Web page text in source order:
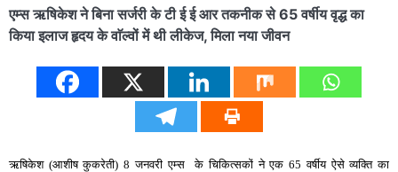
एम्स ऋषिकेश ने बिना सर्जरी के टी ई ई आर तकनीक से 65 वर्षीय वृद्ध का
किया इलाज हृदय के वाॅल्वों में थी लीकेज, मिला नया जीवन
ऋषिकेश (आशीष कुकरेती) 8 जनवरी एम्स के चिकित्सकों ने एक 65 वर्षीय ऐसे व्यक्ति का